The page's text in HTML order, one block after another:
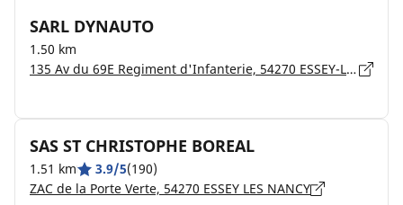
SARL DYNAUTO
1.50 km
135 Av du 69E Regiment d'Infanterie, 54270 ESSEY-LÈS-NANCY
SAS ST CHRISTOPHE BOREAL
1.51 km 3.9/5(190)
ZAC de la Porte Verte, 54270 ESSEY LES NANCY